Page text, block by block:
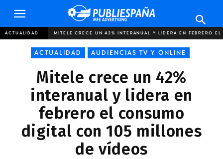
Publiespaña
ACTUALIDAD MITELE CRECE UN 42% INTERANUAL Y LIDERA EN FEBRERO
ACTUALIDAD AUDIENCIAS TV Y ONLINE
Mitele crece un 42%
interanual y lidera en
febrero el consumo
digital con 105 millones
de vídeos